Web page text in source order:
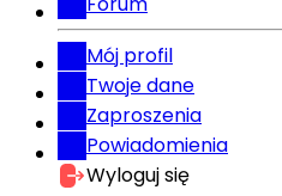
Mój profil
Twoje dane
Zaproszenia
Powiadomienia
Wyloguj się